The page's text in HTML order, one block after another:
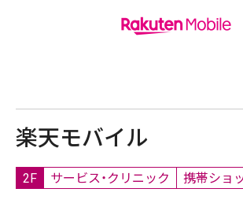
楽天モバイル
2F サービス・クリニック 携帯ショ